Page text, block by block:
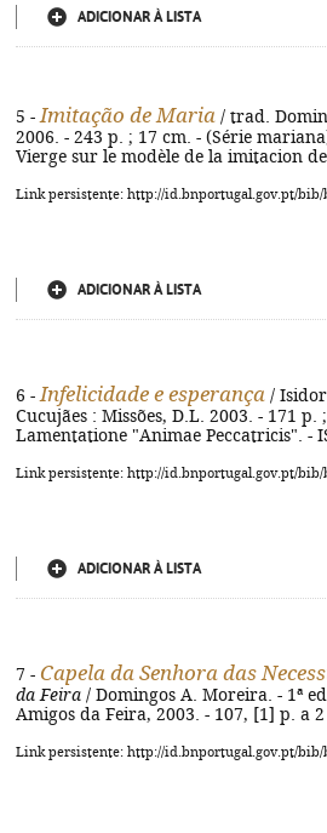
ADICIONAR À LISTA
5 - Imitação de Maria / trad.
2006. - 243 p. ; 17 cm. - (Série
Vierge sur le modèle de la imitacion
Link persistente: http://id.bnportugal.gov.pt/bib/
ADICIONAR À LISTA
6 - Infelicidade e esperança /
Cucujães : Missões, D.L. 2003. - 171
Lamentatione "Animae Peccatricis". -
Link persistente: http://id.bnportugal.gov.pt/bib/
ADICIONAR À LISTA
7 - Capela da Senhora das
da Feira / Domingos A. Moreira. - 1ª
Amigos da Feira, 2003. - 107, [1] p. a
Link persistente: http://id.bnportugal.gov.pt/bib/